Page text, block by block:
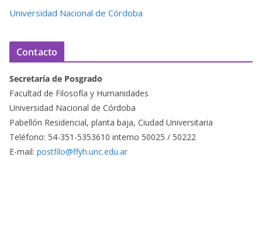
Universidad Nacional de Córdoba
Contacto
Secretaría de Posgrado
Facultad de Filosofía y Humanidades
Universidad Nacional de Córdoba
Pabellón Residencial, planta baja, Ciudad Universitaria
Teléfono: 54-351-5353610 interno 50025 / 50222
E-mail: postfilo@ffyh.unc.edu.ar